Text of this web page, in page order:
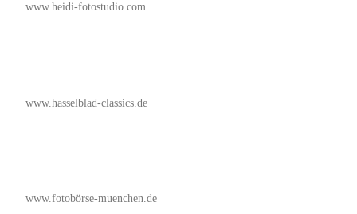
www.heidi-fotostudio.com
www.hasselblad-classics.de
www.fotobörse-muenchen.de